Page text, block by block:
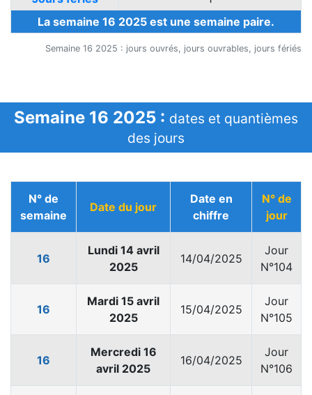
Semaine 16 2025 : jours ouvrés, jours ouvrables, jours fériés
La semaine 16 2025 est une semaine paire.
Semaine 16 2025 : dates et quantièmes
des jours
N° de
semaine
Date du jour
Date en
chiffre
N° de
jour
16
Lundi 14 avril
2025
14/04/2025
Jour
N°104
16
Mardi 15 avril
2025
15/04/2025
Jour
N°105
16
Mercredi 16
avril 2025
16/04/2025
Jour
N°106